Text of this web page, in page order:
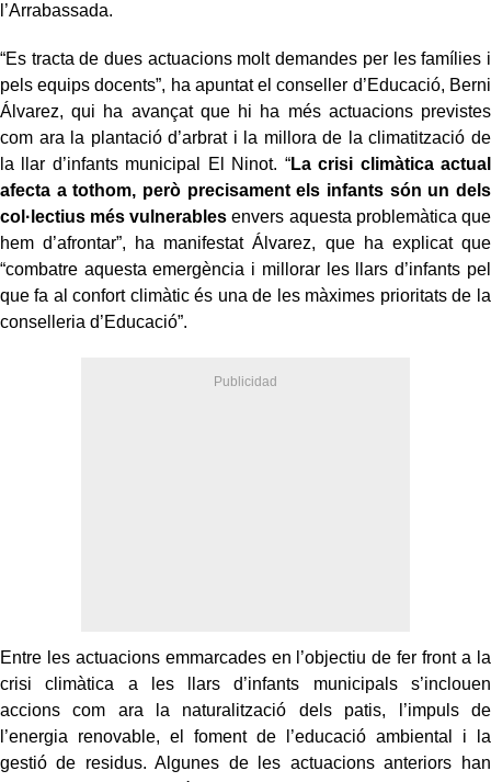
l’Arrabassada.
“Es tracta de dues actuacions molt demandes per les famílies i
pels equips docents”, ha apuntat el conseller d’Educació, Berni
Álvarez, qui ha avançat que hi ha més actuacions previstes
com ara la plantació d’arbrat i la millora de la climatització de
la llar d’infants municipal El Ninot. “La crisi climàtica actual
afecta a tothom, però precisament els infants són un dels
col·lectius més vulnerables envers aquesta problemàtica que
hem d’afrontar”, ha manifestat Álvarez, que ha explicat que
“combatre aquesta emergència i millorar les llars d’infants pel
que fa al confort climàtic és una de les màximes prioritats de la
conselleria d’Educació”.
Entre les actuacions emmarcades en l’objectiu de fer front a la
crisi climàtica a les llars d’infants municipals s’inclouen
accions com ara la naturalització dels patis, l’impuls de
l’energia renovable, el foment de l’educació ambiental i la
gestió de residus. Algunes de les actuacions anteriors han